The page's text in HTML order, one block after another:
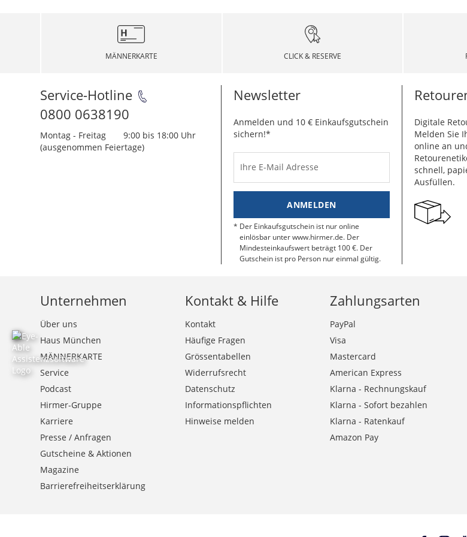
MÄNNERKARTE CLICK & RESERVE
Service-Hotline
0800 0638190
Montag - Freitag
9:00 bis 18:00 Uhr
(ausgenommen Feiertage)
Newsletter
Anmelden und 10 € Einkaufsgutschein
sichern!*
Ihre E-Mail Adresse
ANMELDEN
Der Einkaufsgutschein ist nur online
einlösbar unter www.hirmer.de. Der
Mindesteinkaufswert beträgt 100 €. Der
Gutschein ist pro Person nur einmal gültig.
Digitale
Melden Sie
online an
schnell,
Ausfüllen.
Unternehmen
Über uns
Haus München
MÄNNERKARTE
Service
Podcast
Hirmer-Gruppe
Karriere
Presse / Anfragen
Gutscheine & Aktionen
Magazine
Barrierefreiheitserklärung
Kontakt & Hilfe
Kontakt
Häufige Fragen
Grössentabellen
Widerrufsrecht
Datenschutz
Informationspflichten
Hinweise melden
Zahlungsarten
PayPal
Visa
Mastercard
American Express
Klarna - Rechnungskauf
Klarna - Sofort bezahlen
Klarna - Ratenkauf
Amazon Pay